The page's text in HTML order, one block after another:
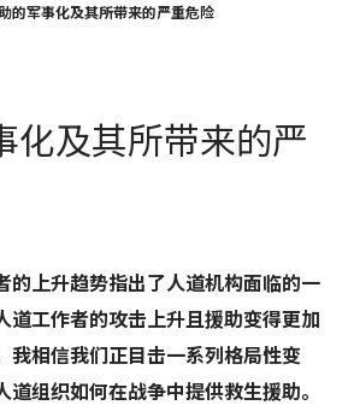
的军事化及其所带来的严重危险
化及其所带来的严
的上升趋势指出了人道机构面临的一
道工作者的攻击上升且援助变得更加
我相信我们正目击一系列格局性变
组织如何在战争中提供救生援助。